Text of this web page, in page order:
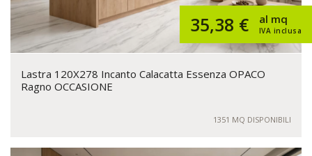
35,38 € IVA inclusa
al mq
Lastra 120X278 Incanto Calacatta Essenza OPACO
Ragno OCCASIONE
1351 MQ DISPONIBILI